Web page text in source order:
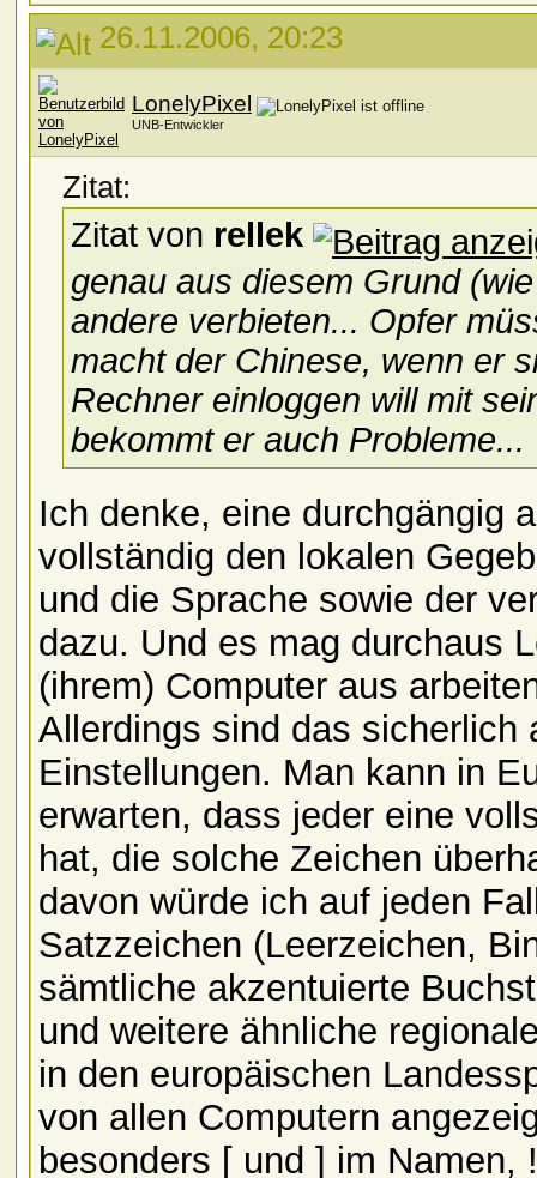
26.11.2006, 20:23
LonelyPixel
UNB-Entwickler
Zitat:
Zitat von rellek
genau aus diesem Grund
andere verbieten... Opfer
macht der Chinese, wenn er
Rechner einloggen will mit
bekommt er auch Probleme...
Ich denke, eine durchgängig
vollständig den lokalen
und die Sprache sowie der
dazu. Und es mag durchaus
(ihrem) Computer aus
Allerdings sind das sicherlich
Einstellungen. Man kann in
erwarten, dass jeder eine
hat, die solche Zeichen
davon würde ich auf jeden
Satzzeichen (Leerzeichen,
sämtliche akzentuierte
und weitere ähnliche
in den europäischen
von allen Computern
besonders [ und ] im